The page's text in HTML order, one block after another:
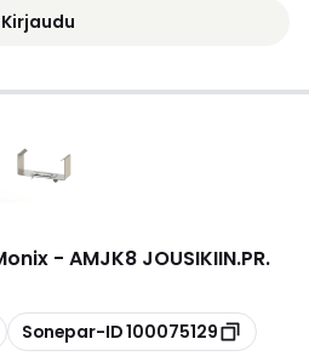
Kirjaudu
- AMJK8 JOUSIKIIN.PR.
Kopioi
Sonepar-ID100075129